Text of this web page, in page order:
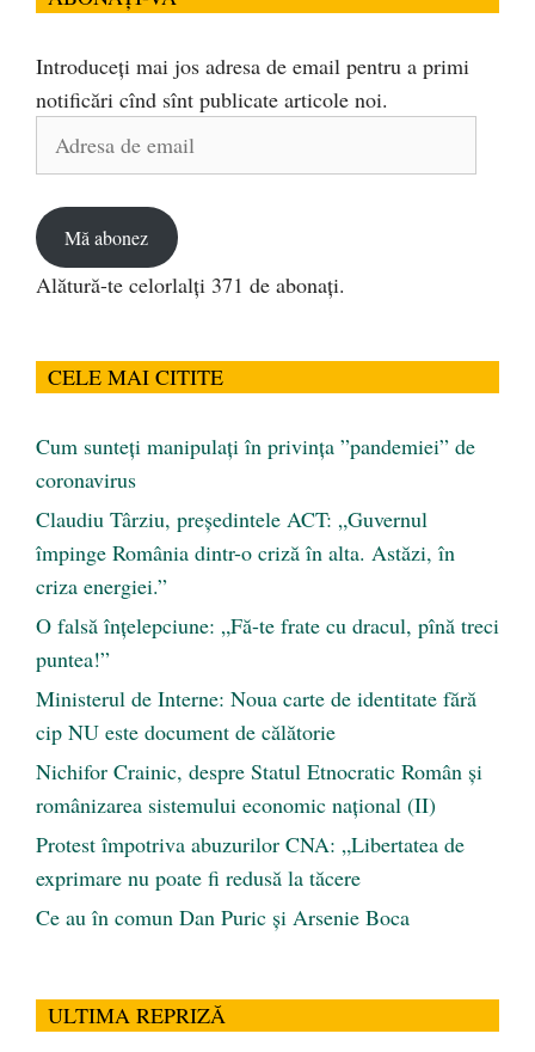
Introduceți mai jos adresa de email pentru a primi
notificări cînd sînt publicate articole noi.
Adresa
Mă abonez
Alătură-te celorlalți 371 de abonați.
CELE MAI CITITE
Cum sunteți manipulați în privința ”pandemiei” de
coronavirus
Claudiu Târziu, președintele ACT: „Guvernul
împinge România dintr-o criză în alta. Astăzi, în
criza energiei.”
O falsă înțelepciune: „Fă-te frate cu dracul, pînă treci
puntea!”
Ministerul de Interne: Noua carte de identitate fără
cip NU este document de călătorie
Nichifor Crainic, despre Statul Etnocratic Român şi
românizarea sistemului economic naţional (II)
Protest împotriva abuzurilor CNA: „Libertatea de
exprimare nu poate fi redusă la tăcere
Ce au în comun Dan Puric şi Arsenie Boca
ULTIMA REPRIZĂ